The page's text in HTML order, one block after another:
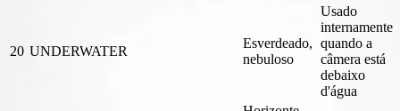
20 UNDERWATER
Esverdeado,
nebuloso
Usado
internamente
quando a
câmera está
debaixo
d'água